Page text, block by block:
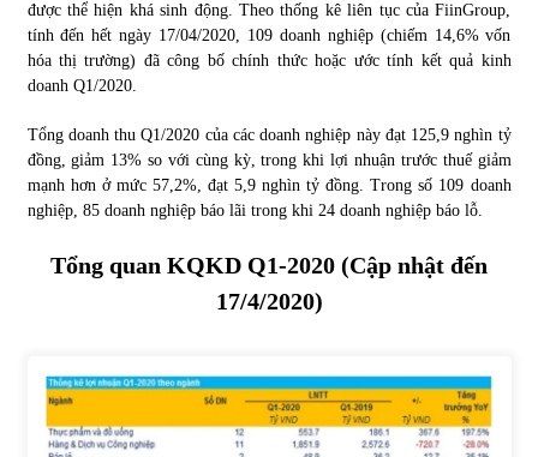
được thể hiện khá sinh động. Theo thống kê liên tục của FiinGroup,
tính đến hết ngày 17/04/2020, 109 doanh nghiệp (chiếm 14,6% vốn
hóa thị trường) đã công bố chính thức hoặc ước tính kết quả kinh
doanh Q1/2020.
Tổng doanh thu Q1/2020 của các doanh nghiệp này đạt 125,9 nghìn tỷ
đồng, giảm 13% so với cùng kỳ, trong khi lợi nhuận trước thuế giảm
mạnh hơn ở mức 57,2%, đạt 5,9 nghìn tỷ đồng. Trong số 109 doanh
nghiệp, 85 doanh nghiệp báo lãi trong khi 24 doanh nghiệp báo lỗ.
Tổng quan KQKD Q1-2020 (Cập nhật đến
17/4/2020)